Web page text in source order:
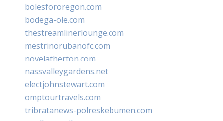
bolesfororegon.com
bodega-ole.com
thestreamlinerlounge.com
mestrinorubanofc.com
novelatherton.com
nassvalleygardens.net
electjohnstewart.com
omptourtravels.com
tribratanews-polreskebumen.com